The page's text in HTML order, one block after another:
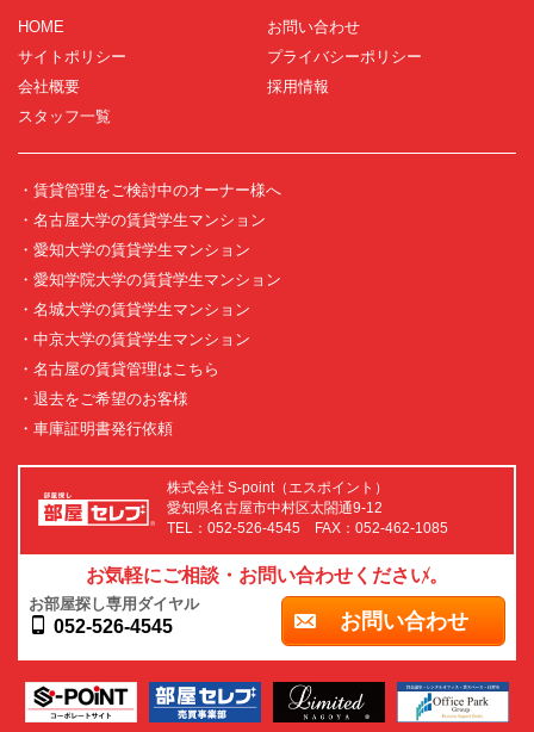
HOME
お問い合わせ
サイトポリシー
プライバシーポリシー
会社概要
採用情報
スタッフ一覧
・賃貸管理をご検討中のオーナー様へ
・名古屋大学の賃貸学生マンション
・愛知大学の賃貸学生マンション
・愛知学院大学の賃貸学生マンション
・名城大学の賃貸学生マンション
・中京大学の賃貸学生マンション
・名古屋の賃貸管理はこちら
・退去をご希望のお客様
・車庫証明書発行依頼
株式会社 S-point（エスポイント）
愛知県名古屋市中村区太閤通9-12
TEL：052-526-4545 FAX：052-462-1085
お気軽にご相談・お問い合わせください。
お部屋探し専用ダイヤル
052-526-4545 お問い合わせ